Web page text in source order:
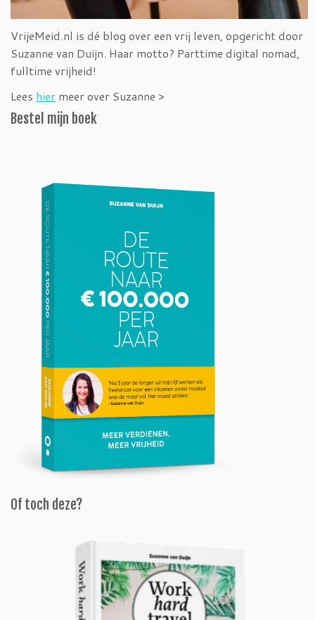
VrijeMeid.nl is dé blog over een vrij leven, opgericht door
Suzanne van Duijn. Haar motto? Parttime digital nomad,
fulltime vrijheid!
Lees hier meer over Suzanne >
Bestel mijn boek
Of toch deze?